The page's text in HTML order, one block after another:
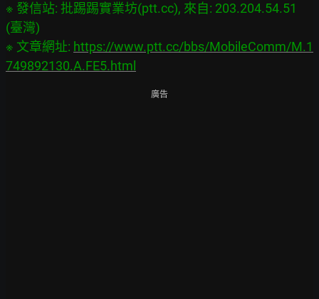
※ 發信站: 批踢踢實業坊(ptt.cc), 來自: 203.204.54.51
(臺灣)
※ 文章網址: https://www.ptt.cc/bbs/MobileComm/M.1
749892130.A.FE5.html
廣告